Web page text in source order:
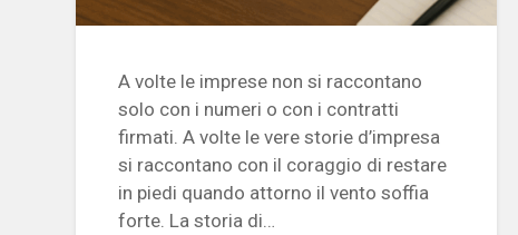
A volte le imprese non si raccontano
solo con i numeri o con i contratti
firmati. A volte le vere storie d’impresa
si raccontano con il coraggio di restare
in piedi quando attorno il vento soffia
forte. La storia di…